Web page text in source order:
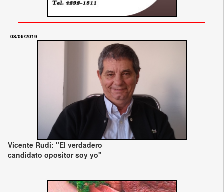
08/06/2019
Vicente Rudi: "El verdadero
candidato opositor soy yo"